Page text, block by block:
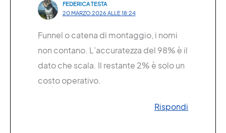
FEDERICA TESTA
20 MARZO 2026 ALLE 18:24
Funnel o catena di montaggio, i nomi
non contano. L’accuratezza del 98% è il
dato che scala. Il restante 2% è solo un
costo operativo.
Rispondi